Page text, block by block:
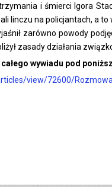
i śmierci Igora
linczu na policjantach, a to
zarówno powody
zasady działania
wywiadu pod
view/72600/